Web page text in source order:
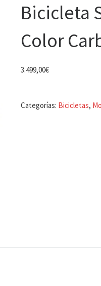
Bicicleta
Color
3.499,00€
Categorías: Bicicletas,